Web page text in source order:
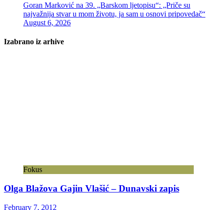
Goran Marković na 39. „Barskom ljetopisu“: „Priče su
najvažnija stvar u mom životu, ja sam u osnovi pripovedač“
August 6, 2026
Izabrano iz arhive
Fokus
Olga Blažova Gajin Vlašić – Dunavski zapis
February 7, 2012